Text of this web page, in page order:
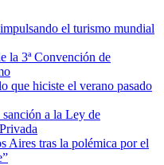
el turismo mundial
la 3ª Convención de
que hiciste el verano pasado
a la Ley de
Aires tras la polémica por el